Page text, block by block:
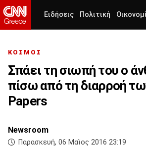
Ειδήσεις Πολιτική
ΚΟΣΜΟΣ
Σπάει τη σιωπή του ο
πίσω από τη διαρροή
Papers
Newsroom
Παρασκευή, 06 Μαϊος 2016 23:19